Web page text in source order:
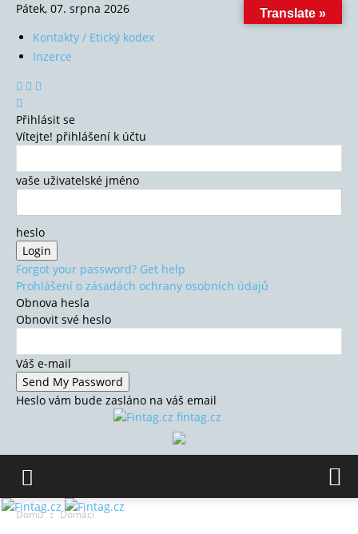
Pátek, 07. srpna 2026
Kontakty / Etický kodex
Inzerce
Přihlásit se
Vítejte! přihlášení k účtu
vaše uživatelské jméno
heslo
Forgot your password? Get help
Prohlášení o zásadách ochrany osobních údajů
Obnova hesla
Obnovit své heslo
Váš e-mail
Heslo vám bude zasláno na váš email
fintag.cz
Domů Domácí
Translate »